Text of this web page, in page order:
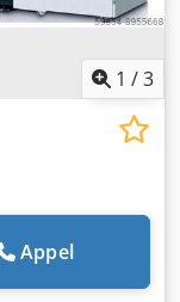
1 /3
Appel